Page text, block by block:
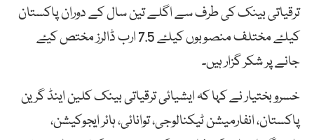
ترقیاتی بینک کی طرف سے اگلے تین سال کے دوران پاکستان
کیلۓ مختلف منصوبوں کیلۓ 7.5 ارب ڈالرز مختص کیۓ
جانے پر شکر گزار ہیں۔
خسرو بختیار نے کہا کہ ایشیائی ترقیاتی بینک کلین اینڈ گرین
پاکستان، انفارمیشن ٹیکنالوجی، توانائی، ہائر ایجوکیشن،